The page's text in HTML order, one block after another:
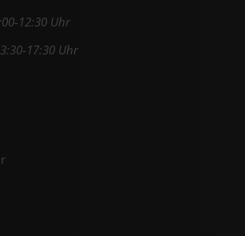
12:30 Uhr
17:30 Uhr